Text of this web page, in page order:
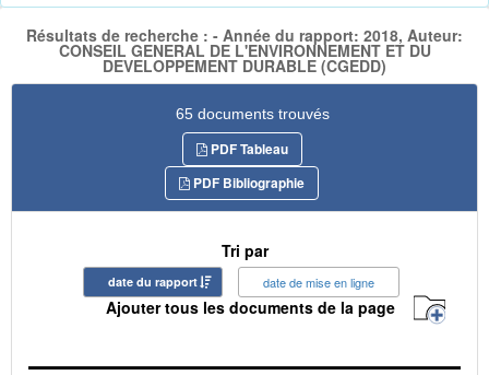
Résultats de recherche : - Année du rapport: 2018, Auteur:
CONSEIL GENERAL DE L'ENVIRONNEMENT ET DU
DEVELOPPEMENT DURABLE (CGEDD)
65 documents trouvés
PDF Tableau
PDF Bibliographie
Tri par
date du rapport date de mise en ligne
Ajouter tous les documents de la page